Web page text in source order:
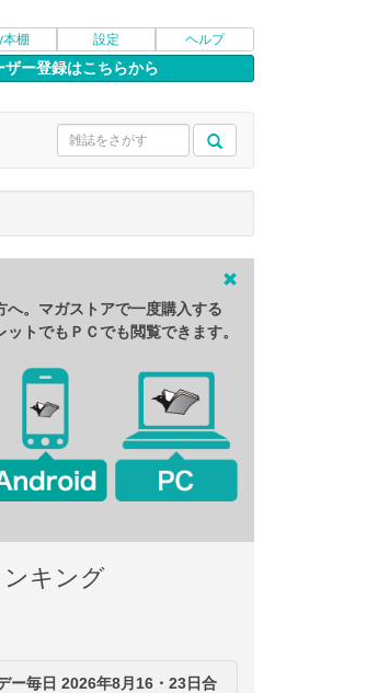
本棚 設定 ヘルプ
ザー登録はこちらから
へ。マガストアで一度購入する
トでもＰＣでも閲覧できます。
キング
ー毎日 2026年8月16・23日合